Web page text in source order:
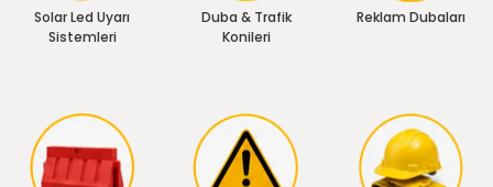
Solar Led Uyarı
Sistemleri
Duba & Trafik
Konileri
Reklam Dubaları